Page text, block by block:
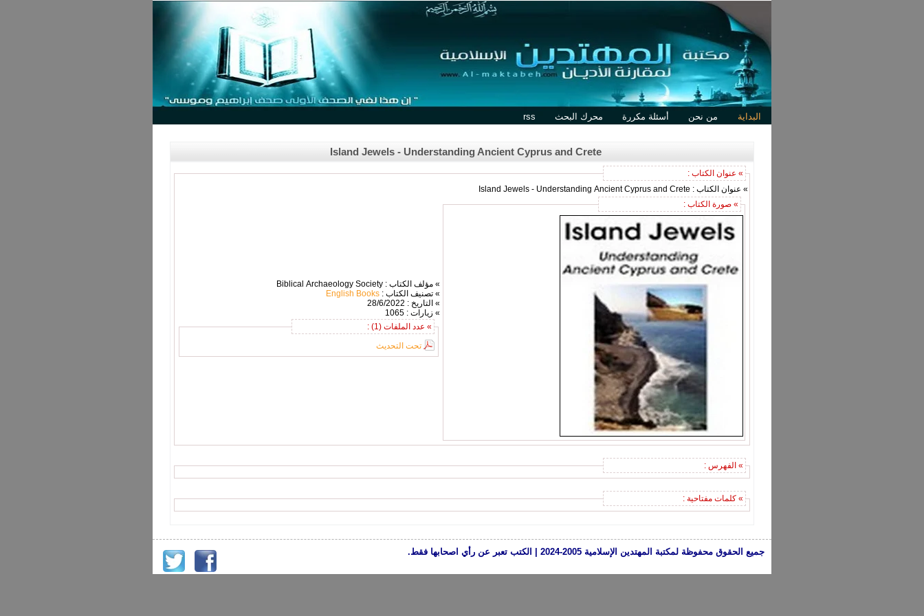
البداية من نحن أسئلة مكررة محرك البحث rss
Island Jewels - Understanding Ancient Cyprus and Crete
» عنوان الكتاب :
» عنوان الكتاب : Island Jewels - Understanding Ancient Cyprus and Crete
» صورة الكتاب :
» مؤلف الكتاب : Biblical Archaeology Society
» تصنيف الكتاب : English Books
» التاريخ : 28/6/2022
» زيارات : 1065
» عدد الملفات (1) :
تحت التحديث
» الفهرس :
» كلمات مفتاحية :
جميع الحقوق محفوظة لمكتبة المهتدين الإسلامية 2005-2024 | الكتب تعبر عن رأي اصحابها فقط.